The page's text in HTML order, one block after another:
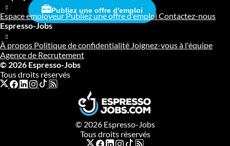
Publiez une offre d'emploi
Espace employeurPubliez une offre d'emploi Contactez-nous
Espresso-Jobs
À propos Politique de confidentialité Joignez-vous à l'équipe
Agence de Recrutement
© 2026 Espresso-Jobs
Tous droits réservés
© 2026 Espresso-Jobs
Tous droits réservés